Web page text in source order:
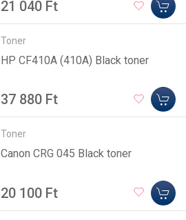
21 040 Ft
Toner
HP CF410A (410A) Black toner
37 880 Ft
Toner
Canon CRG 045 Black toner
20 100 Ft